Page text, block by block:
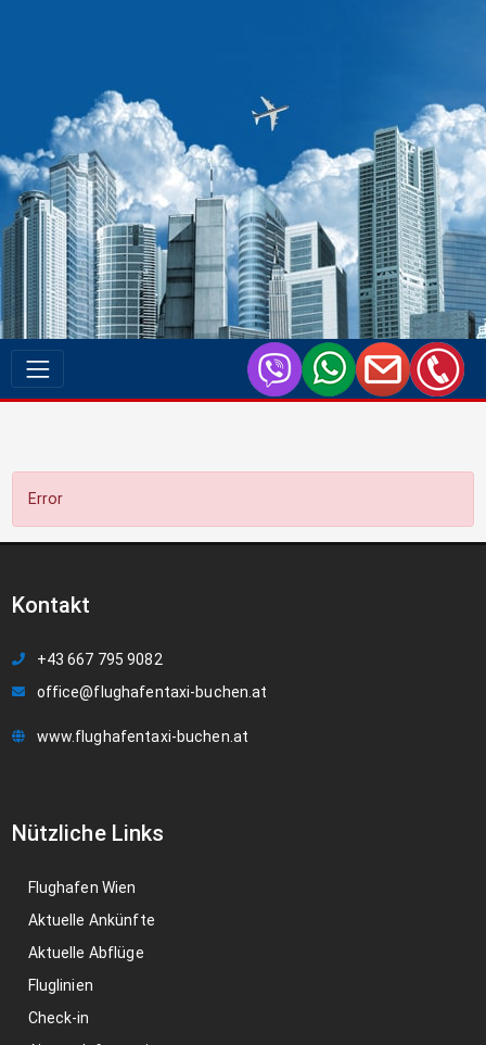
Error
Kontakt
+43 667 795 9082
office@flughafentaxi-buchen.at
www.flughafentaxi-buchen.at
Nützliche Links
Flughafen Wien
Aktuelle Ankünfte
Aktuelle Abflüge
Fluglinien
Check-in